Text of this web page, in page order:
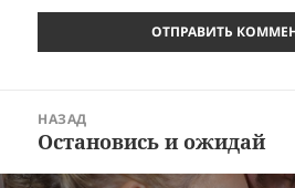
записям
НАЗАД
Предыдущая
запись:
Остановись и ожидай